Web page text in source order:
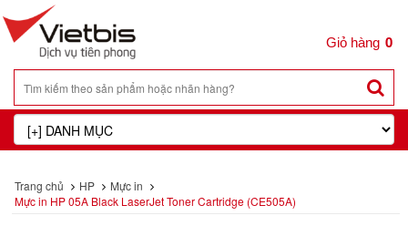
0
Trang chủ HP
Mực in
Mực in HP 05A Black LaserJet Toner Cartridge (CE505A)